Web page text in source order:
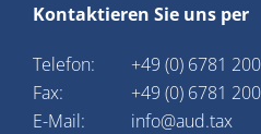
Kontaktieren Sie uns per
Telefon:
+49 (0) 6781
Fax:
+49 (0) 6781
E-Mail:
info@aud.tax